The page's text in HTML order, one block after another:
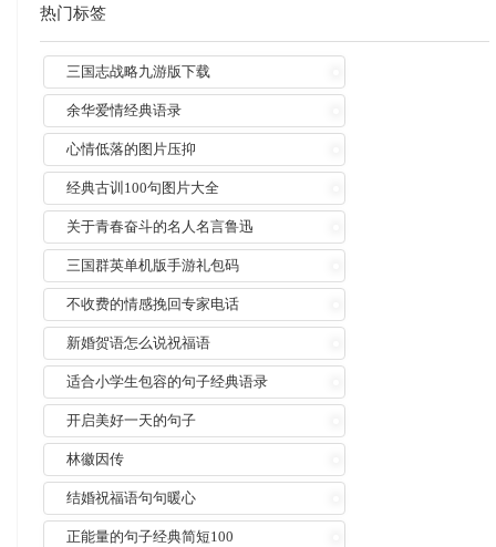
热门标签
三国志战略九游版下载
余华爱情经典语录
心情低落的图片压抑
经典古训100句图片大全
关于青春奋斗的名人名言鲁迅
三国群英单机版手游礼包码
不收费的情感挽回专家电话
新婚贺语怎么说祝福语
适合小学生包容的句子经典语录
开启美好一天的句子
林徽因传
结婚祝福语句句暖心
正能量的句子经典简短100